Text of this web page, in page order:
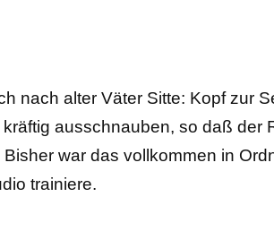
nach alter Väter Sitte: Kopf zur
ausschnauben, so daß der
war das vollkommen in
trainiere.